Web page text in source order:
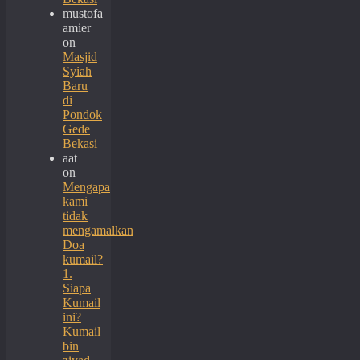
mustofa
amier
on
Masjid
Syiah
Baru
di
Pondok
Gede
Bekasi
aat
on
Mengapa
kami
tidak
mengamalkan
Doa
kumail?
1.
Siapa
Kumail
ini?
Kumail
bin